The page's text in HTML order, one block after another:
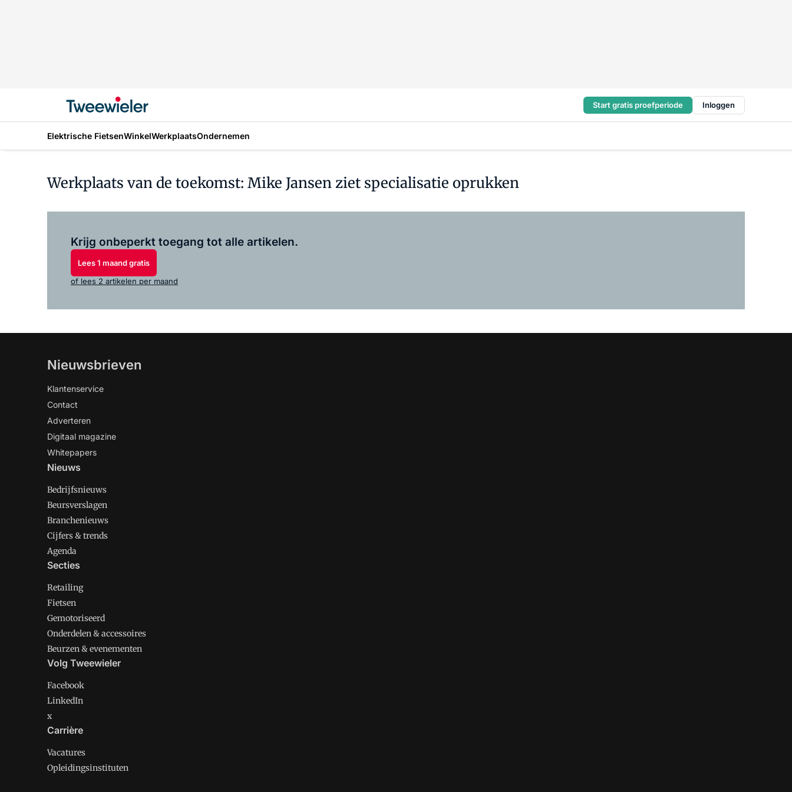
Start gratis proefperiode Inloggen
Elektrische FietsenWinkelWerkplaatsOndernemen
Werkplaats van de toekomst: Mike Jansen ziet specialisatie oprukken
Krijg onbeperkt toegang tot alle artikelen.
Lees 1 maand gratis
of lees 2 artikelen per maand
Nieuwsbrieven
Klantenservice
Contact
Adverteren
Digitaal magazine
Whitepapers
Nieuws
Bedrijfsnieuws
Beursverslagen
Branchenieuws
Cijfers & trends
Agenda
Secties
Retailing
Fietsen
Gemotoriseerd
Onderdelen & accessoires
Beurzen & evenementen
Volg Tweewieler
Facebook
LinkedIn
x
Carrière
Vacatures
Opleidingsinstituten